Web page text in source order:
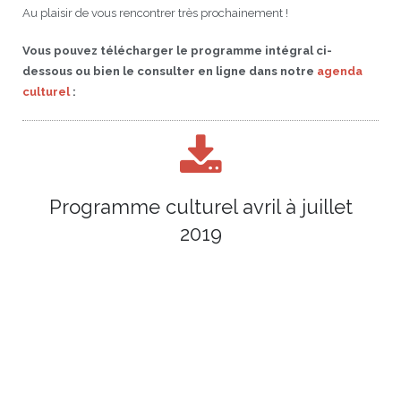
Au plaisir de vous rencontrer très prochainement !
Vous pouvez télécharger le programme intégral ci-
dessous ou bien le consulter en ligne dans notre agenda
culturel:
Programme culturel avril à juillet
2019